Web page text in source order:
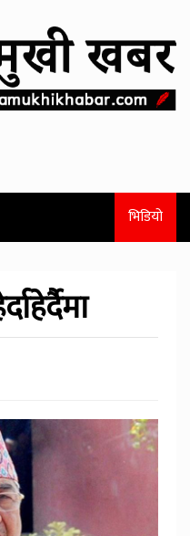
भिडियो